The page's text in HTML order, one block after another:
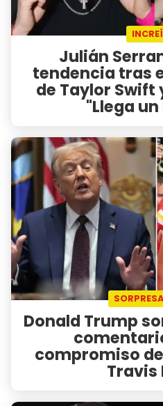
Julián
tendencia tras
de Taylor Swift
"Llega
Donald Trump
compromiso
Travis